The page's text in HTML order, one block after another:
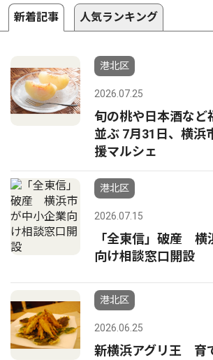
新着記事 人気ランキング
港北区
2026.07.25
旬の桃や日本酒など
並ぶ 7月31日、横浜
援マルシェ
港北区
2026.07.15
「全東信」破産 横
向け相談窓口開設
港北区
2026.06.25
新横浜アグリ王 育